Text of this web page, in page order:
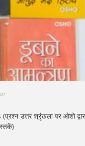
उत्तर श्रृंखला पर ओशो